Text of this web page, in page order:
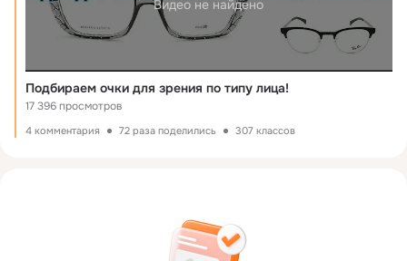
Видео не найдено
Подбираем очки для зрения по типу лица!
17 396 просмотров
4 комментария 72 раза поделились 307 классов